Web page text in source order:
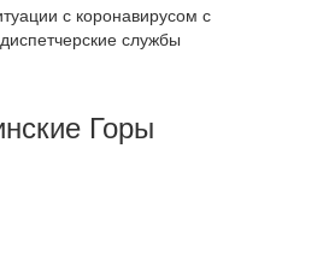
с коронавирусом с
службы
Горы